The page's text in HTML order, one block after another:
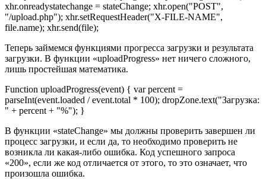
xhr.onreadystatechange = stateChange; xhr.open("POST",
"/upload.php"); xhr.setRequestHeader("X-FILE-NAME",
file.name); xhr.send(file);
Теперь займемся функциями прогресса загрузки и результата
загрузки. В функции «uploadProgress» нет ничего сложного,
лишь простейшая математика.
Function uploadProgress(event) { var percent =
parseInt(event.loaded / event.total * 100); dropZone.text("Загрузка:
" + percent + "%"); }
В функции «stateChange» мы должны проверить завершен ли
процесс загрузки, и если да, то необходимо проверить не
возникла ли какая-либо ошибка. Код успешного запроса
«200», если же код отличается от этого, то это означает, что
произошла ошибка.